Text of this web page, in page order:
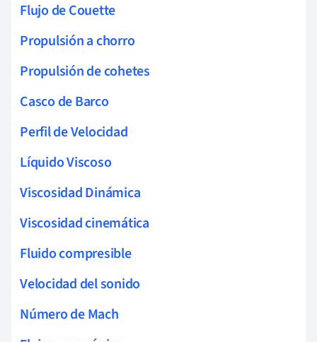
Flujo de Couette
Propulsión a chorro
Propulsión de cohetes
Casco de Barco
Perfil de Velocidad
Líquido Viscoso
Viscosidad Dinámica
Viscosidad cinemática
Fluido compresible
Velocidad del sonido
Número de Mach